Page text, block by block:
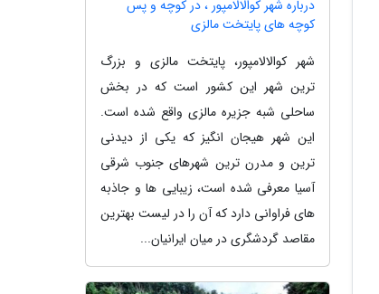
درباره شهر کوالالامپور ، در کوچه و پس
کوچه های پایتخت مالزی
شهر کوالالامپور، پایتخت مالزی و بزرگ
ترین شهر این کشور است که در بخش
ساحلی شبه جزیره مالزی واقع شده است.
این شهر هیجان انگیز که یکی از دیدنی
ترین و مدرن ترین شهرهای جنوب شرقی
آسیا معرفی شده است، زیبایی ها و جاذبه
های فراوانی دارد که آن را در لیست بهترین
مقاصد گردشگری در میان ایرانیان...